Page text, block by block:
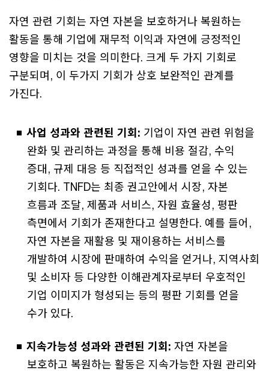
자연 관련 기회는 자연 자본을 보호하거나 복원하는
활동을 통해 기업에 재무적 이익과 자연에 긍정적인
영향을 미치는 것을 의미한다. 크게 두 가지 기회로
구분되며, 이 두가지 기회가 상호 보완적인 관계를
가진다.
사업 성과와 관련된 기회: 기업이 자연 관련 위험을
완화 및 관리하는 과정을 통해 비용 절감, 수익
증대, 규제 대응 등 직접적인 성과를 얻을 수 있는
기회다. TNFD는 최종 권고안에서 시장, 자본
흐름과 조달, 제품과 서비스, 자원 효율성, 평판
측면에서 기회가 존재한다고 설명한다. 예를 들어,
자연 자본을 재활용 및 재이용하는 서비스를
개발하여 시장에 판매하여 수익을 얻거나, 지역사회
및 소비자 등 다양한 이해관계자로부터 우호적인
기업 이미지가 형성되는 등의 평판 기회를 얻을
수가 있다.
지속가능성 성과와 관련된 기회: 자연 자본을
보호하고 복원하는 활동은 지속가능한 자원 관리와